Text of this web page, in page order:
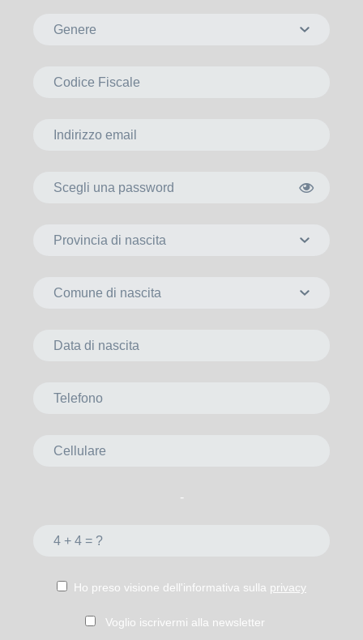
-
Ho preso visione dell'informativa sulla privacy
Voglio iscrivermi alla newsletter